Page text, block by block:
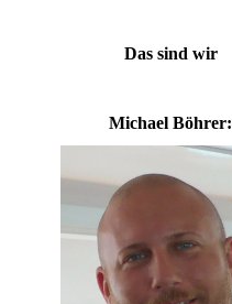
Das sind wir
Michael Böhrer: